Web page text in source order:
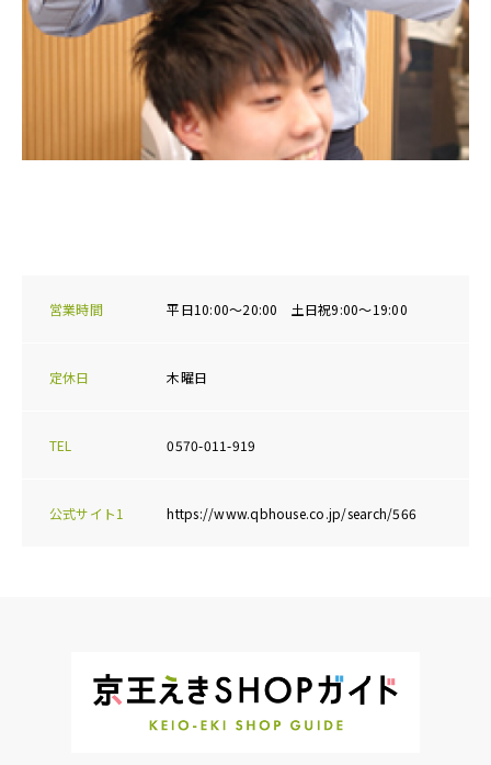
営業時間 平日10:00～20:00 土日祝9:00～19:00
定休日 木曜日
TEL 0570-011-919
公式サイト1 https://www.qbhouse.co.jp/search/566